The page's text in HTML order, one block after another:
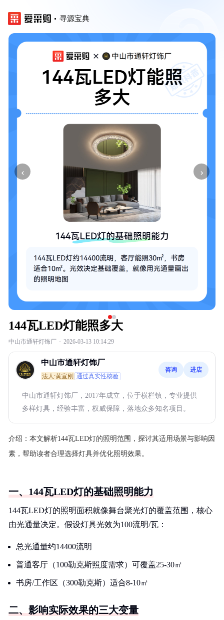
寻源宝典
‹ ›
144瓦LED灯能照多大
中山市通轩灯饰厂 · 2026-03-13 10:14:29
中山市通轩灯饰厂
法人:黄宣刚 通过真实性核验
咨询 进店
中山市通轩灯饰厂，2017年成立，位于横栏镇，专业提供
多样灯具，经验丰富，权威保障，落地众多知名项目。
介绍： 本文解析144瓦LED灯的照明范围，探讨其适用场景与影响因
素，帮助读者合理选择灯具并优化照明效果。
一、144瓦LED灯的基础照明能力
144瓦LED灯的照明面积就像舞台聚光灯的覆盖范围，核心
由光通量决定。假设灯具光效为100流明/瓦：
总光通量约14400流明
普通客厅（100勒克斯照度需求）可覆盖25-30㎡
书房/工作区（300勒克斯）适合8-10㎡
二、影响实际效果的三大变量